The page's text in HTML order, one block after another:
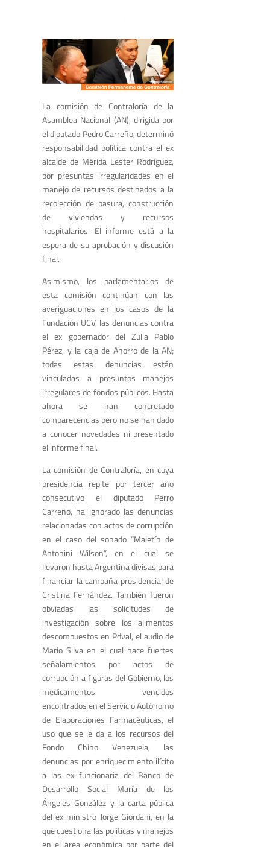
La comisión de Contraloría de la
Asamblea Nacional (AN), dirigida por
el diputado Pedro Carreño, determinó
responsabilidad política contra el ex
alcalde de Mérida Lester Rodríguez,
por presuntas irregularidades en el
manejo de recursos destinados a la
recolección de basura, construcción
de viviendas y recursos
hospitalarios. El informe está a la
espera de su aprobación y discusión
final.
Asimismo, los parlamentarios de
esta comisión continúan con las
averiguaciones en los casos de la
Fundación UCV, las denuncias contra
el ex gobernador del Zulia Pablo
Pérez, y la caja de Ahorro de la AN;
todas estas denuncias están
vinculadas a presuntos manejos
irregulares de fondos públicos. Hasta
ahora se han concretado
comparecencias pero no se han dado
a conocer novedades ni presentado
el informe final.
La comisión de Contraloría, en cuya
presidencia repite por tercer año
consecutivo el diputado Perro
Carreño, ha ignorado las denuncias
relacionadas con actos de corrupción
en el caso del sonado “Maletín de
Antonini Wilson”, en el cual se
llevaron hasta Argentina divisas para
financiar la campaña presidencial de
Cristina Fernández. También fueron
obviadas las solicitudes de
investigación sobre los alimentos
descompuestos en Pdval, el audio de
Mario Silva en el cual hace fuertes
señalamientos por actos de
corrupción a figuras del Gobierno, los
medicamentos vencidos
encontrados en el Servicio Autónomo
de Elaboraciones Farmacéuticas, el
uso que se le da a los recursos del
Fondo Chino Venezuela, las
denuncias por enriquecimiento ilícito
a las ex funcionaria del Banco de
Desarrollo Social María de los
Ángeles González y la carta pública
del ex ministro Jorge Giordani, en la
que cuestiona las políticas y manejos
en el área económica por parte del